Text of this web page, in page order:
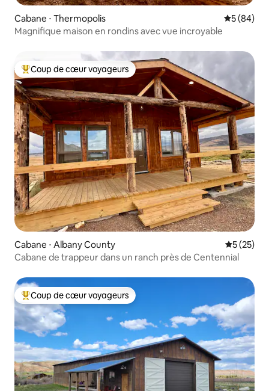
Cabane ⋅ Thermopolis
5 (84)
Magnifique maison en rondins avec vue incroyable
Coups de cœur voyageurs les plus appréciés
Coup de cœur voyageurs
Cabane ⋅ Albany County
5 (25)
Cabane de trappeur dans un ranch près de Centennial
Coups de cœur voyageurs les plus appréciés
Coup de cœur voyageurs